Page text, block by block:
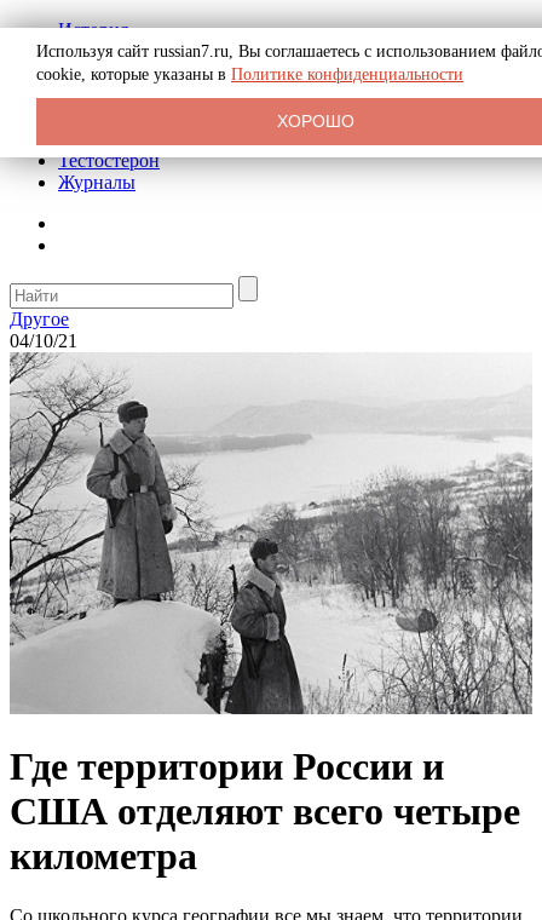
История
Биография
Криминал
Реклама на сайте
Тестостерон
Журналы
Другое
04/10/21
Где территории России и
США отделяют всего четыре
километра
Со школьного курса географии все мы знаем, что территории
Используя сайт russian7.ru, Вы соглашаетесь с использованием
cookie, которые указаны в Политике конфиденциальности
ХОРОШО